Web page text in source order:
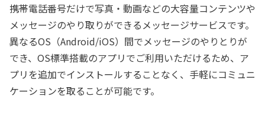
携帯電話番号だけで写真・動画などの大容量コンテンツや
メッセージのやり取りができるメッセージサービスです。
異なるOS（Android/iOS）間でメッセージのやりとりが
でき、OS標準搭載のアプリでご利用いただけるため、ア
プリを追加でインストールすることなく、手軽にコミュニ
ケーションを取ることが可能です。